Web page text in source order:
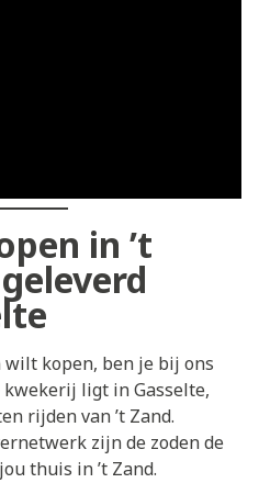
in ’t
wilt kopen, ben je bij ons
ligt in Gasselte,
rijden van ’t Zand.
zijn de zoden de
thuis in ’t Zand.